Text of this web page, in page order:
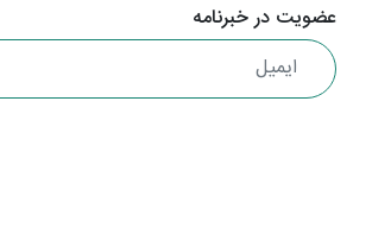
عضویت در خبرنامه